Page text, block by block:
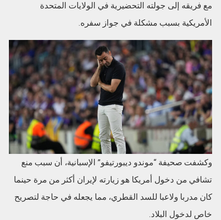
مع فريقه إلى جولته التحضيرية في الولايات المتحدة
الأمريكية بسبب مشكلة في جواز سفره.
وكشفت صحيفة “موندو ديبورتيفو” الإسبانية، أن سبب منع
تشافي من دخول أمريكا هو زيارته لإيران أكثر من مرة حينما
كان مدربا ولاعبا للسد القطري، مما يجعله في حاجة لتصريح
خاص لدخول البلاد.